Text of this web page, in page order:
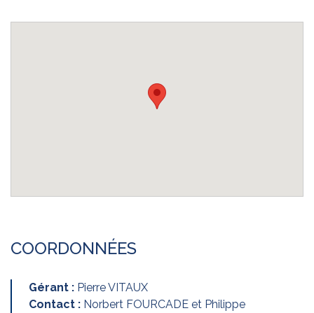
COORDONNÉES
Gérant : Pierre VITAUX
Contact : Norbert FOURCADE et Philippe